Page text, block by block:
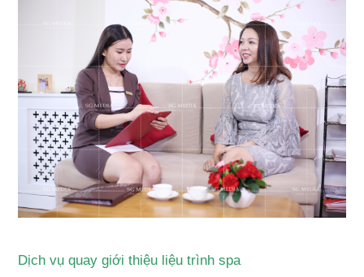
Dịch vụ quay giới thiệu liệu trình spa